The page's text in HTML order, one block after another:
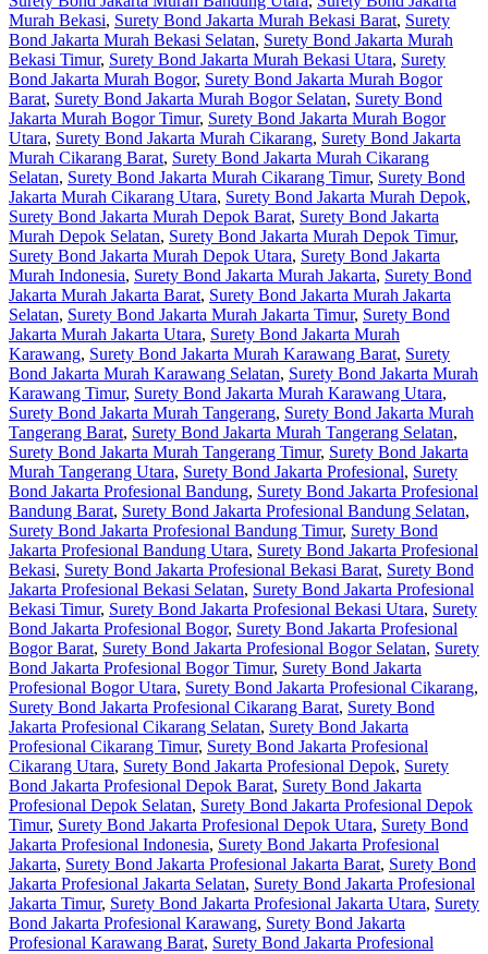
Murah Bekasi, Surety Bond Jakarta Murah Bekasi Barat, Surety
Bond Jakarta Murah Bekasi Selatan, Surety Bond Jakarta Murah
Bekasi Timur, Surety Bond Jakarta Murah Bekasi Utara, Surety
Bond Jakarta Murah Bogor, Surety Bond Jakarta Murah Bogor
Barat, Surety Bond Jakarta Murah Bogor Selatan, Surety Bond
Jakarta Murah Bogor Timur, Surety Bond Jakarta Murah Bogor
Utara, Surety Bond Jakarta Murah Cikarang, Surety Bond Jakarta
Murah Cikarang Barat, Surety Bond Jakarta Murah Cikarang
Selatan, Surety Bond Jakarta Murah Cikarang Timur, Surety Bond
Jakarta Murah Cikarang Utara, Surety Bond Jakarta Murah Depok,
Surety Bond Jakarta Murah Depok Barat, Surety Bond Jakarta
Murah Depok Selatan, Surety Bond Jakarta Murah Depok Timur,
Surety Bond Jakarta Murah Depok Utara, Surety Bond Jakarta
Murah Indonesia, Surety Bond Jakarta Murah Jakarta, Surety Bond
Jakarta Murah Jakarta Barat, Surety Bond Jakarta Murah Jakarta
Selatan, Surety Bond Jakarta Murah Jakarta Timur, Surety Bond
Jakarta Murah Jakarta Utara, Surety Bond Jakarta Murah
Karawang, Surety Bond Jakarta Murah Karawang Barat, Surety
Bond Jakarta Murah Karawang Selatan, Surety Bond Jakarta Murah
Karawang Timur, Surety Bond Jakarta Murah Karawang Utara,
Surety Bond Jakarta Murah Tangerang, Surety Bond Jakarta Murah
Tangerang Barat, Surety Bond Jakarta Murah Tangerang Selatan,
Surety Bond Jakarta Murah Tangerang Timur, Surety Bond Jakarta
Murah Tangerang Utara, Surety Bond Jakarta Profesional, Surety
Bond Jakarta Profesional Bandung, Surety Bond Jakarta Profesional
Bandung Barat, Surety Bond Jakarta Profesional Bandung Selatan,
Surety Bond Jakarta Profesional Bandung Timur, Surety Bond
Jakarta Profesional Bandung Utara, Surety Bond Jakarta Profesional
Bekasi, Surety Bond Jakarta Profesional Bekasi Barat, Surety Bond
Jakarta Profesional Bekasi Selatan, Surety Bond Jakarta Profesional
Bekasi Timur, Surety Bond Jakarta Profesional Bekasi Utara, Surety
Bond Jakarta Profesional Bogor, Surety Bond Jakarta Profesional
Bogor Barat, Surety Bond Jakarta Profesional Bogor Selatan, Surety
Bond Jakarta Profesional Bogor Timur, Surety Bond Jakarta
Profesional Bogor Utara, Surety Bond Jakarta Profesional Cikarang,
Surety Bond Jakarta Profesional Cikarang Barat, Surety Bond
Jakarta Profesional Cikarang Selatan, Surety Bond Jakarta
Profesional Cikarang Timur, Surety Bond Jakarta Profesional
Cikarang Utara, Surety Bond Jakarta Profesional Depok, Surety
Bond Jakarta Profesional Depok Barat, Surety Bond Jakarta
Profesional Depok Selatan, Surety Bond Jakarta Profesional Depok
Timur, Surety Bond Jakarta Profesional Depok Utara, Surety Bond
Jakarta Profesional Indonesia, Surety Bond Jakarta Profesional
Jakarta, Surety Bond Jakarta Profesional Jakarta Barat, Surety Bond
Jakarta Profesional Jakarta Selatan, Surety Bond Jakarta Profesional
Jakarta Timur, Surety Bond Jakarta Profesional Jakarta Utara, Surety
Bond Jakarta Profesional Karawang, Surety Bond Jakarta
Profesional Karawang Barat, Surety Bond Jakarta Profesional